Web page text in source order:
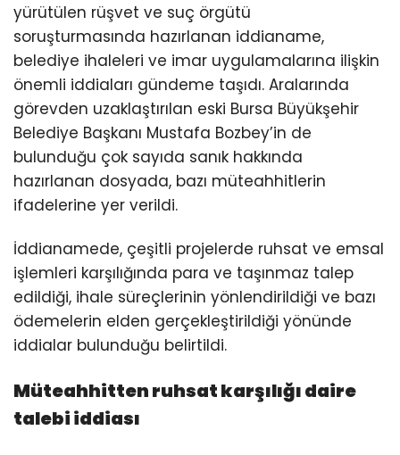
yürütülen rüşvet ve suç örgütü
soruşturmasında hazırlanan iddianame,
belediye ihaleleri ve imar uygulamalarına ilişkin
önemli iddiaları gündeme taşıdı. Aralarında
görevden uzaklaştırılan eski Bursa Büyükşehir
Belediye Başkanı Mustafa Bozbey’in de
bulunduğu çok sayıda sanık hakkında
hazırlanan dosyada, bazı müteahhitlerin
ifadelerine yer verildi.
İddianamede, çeşitli projelerde ruhsat ve emsal
işlemleri karşılığında para ve taşınmaz talep
edildiği, ihale süreçlerinin yönlendirildiği ve bazı
ödemelerin elden gerçekleştirildiği yönünde
iddialar bulunduğu belirtildi.
Müteahhitten ruhsat karşılığı daire
talebi iddiası